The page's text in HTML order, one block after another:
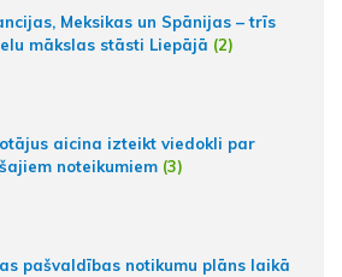
Meksikas un Spānijas – trīs
mākslas stāsti Liepājā (2)
aicina izteikt viedokli par
noteikumiem (3)
pašvaldības notikumu plāns laikā